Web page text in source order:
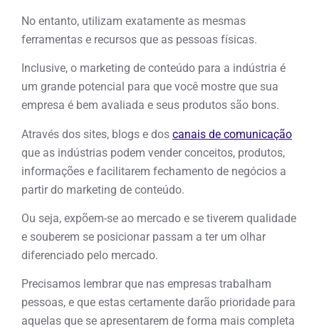
No entanto, utilizam exatamente as mesmas
ferramentas e recursos que as pessoas físicas.
Inclusive, o marketing de conteúdo para a indústria é
um grande potencial para que você mostre que sua
empresa é bem avaliada e seus produtos são bons.
Através dos sites, blogs e dos canais de comunicação
que as indústrias podem vender conceitos, produtos,
informações e facilitarem fechamento de negócios a
partir do marketing de conteúdo.
Ou seja, expõem-se ao mercado e se tiverem qualidade
e souberem se posicionar passam a ter um olhar
diferenciado pelo mercado.
Precisamos lembrar que nas empresas trabalham
pessoas, e que estas certamente darão prioridade para
aquelas que se apresentarem de forma mais completa